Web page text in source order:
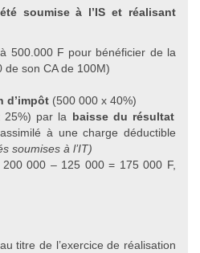
soumise à l’IS et réalisant
500.000 F pour bénéficier de la
de son CA de 100M)
d’impôt (500 000 x 40%)
25%) par la baisse du résultat
à une charge déductible
soumises à l’IT)
000 – 125 000 = 175 000 F,
titre de l’exercice de réalisation